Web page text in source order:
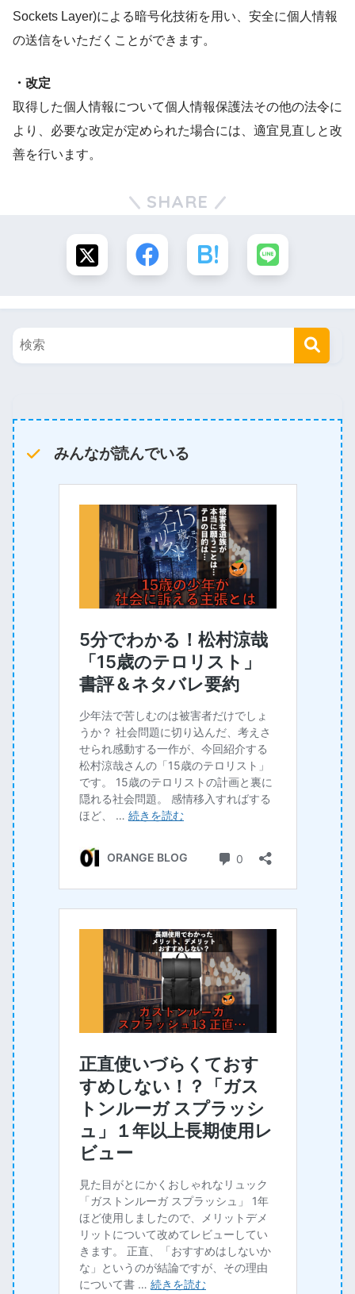
Sockets Layer)による暗号化技術を用い、安全に個人情報
の送信をいただくことができます。
・改定
取得した個人情報について個人情報保護法その他の法令に
より、必要な改定が定められた場合には、適宜見直しと改
善を行います。
SHARE
みんなが読んでいる